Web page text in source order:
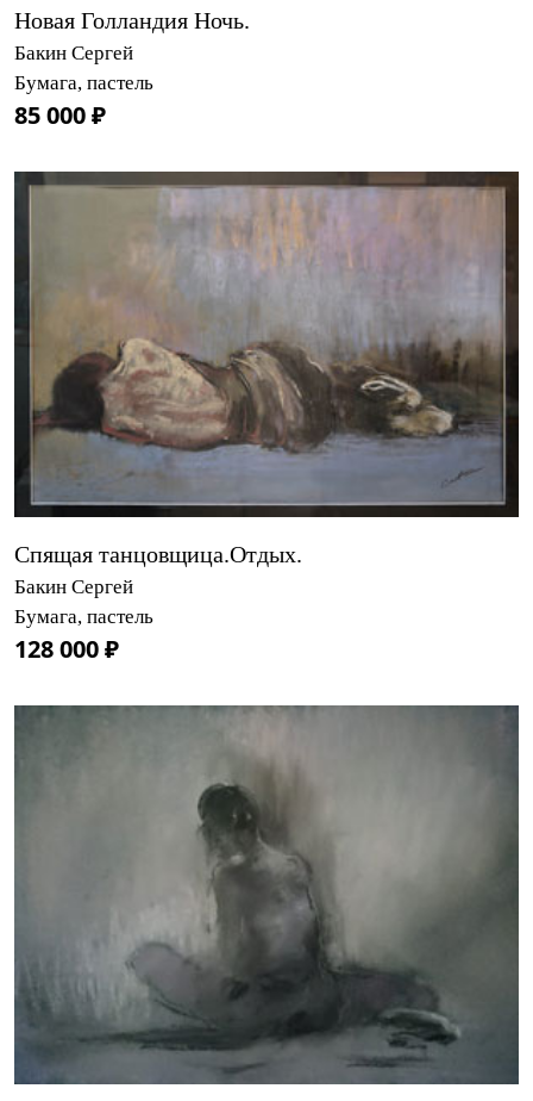
Новая Голландия Ночь.
Бакин Сергей
Бумага, пастель
85 000 ₽
Спящая танцовщица.Отдых.
Бакин Сергей
Бумага, пастель
128 000 ₽